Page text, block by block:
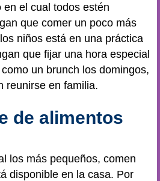
el cual todos estén
que comer un poco más
niños está en una práctica
que fijar una hora especial
un brunch los domingos,
reunirse en familia.
de alimentos
los más pequeños, comen
disponible en la casa. Por